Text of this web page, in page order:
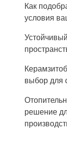
Как
условия
выбор для
решение